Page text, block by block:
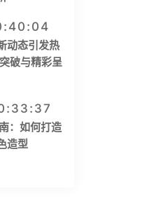
动态引发热
破与精彩呈
：如何打造
造型